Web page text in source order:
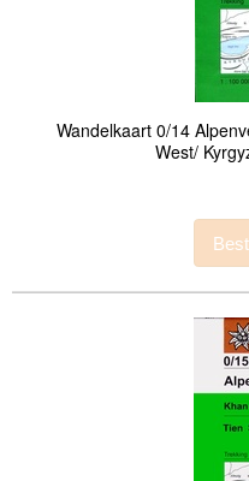
Wandelkaart 0/14
West/